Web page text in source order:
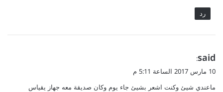
رد
ي
ق
said
:
10 مارس 2017 الساعة 5:11 م
ماعندي شيئ وكنت اشعر بشيئ جاء يوم وكان صديقة معه جهاز يقياس